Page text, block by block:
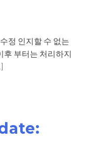
정 인지할 수 없는
후 부터는 처리하지